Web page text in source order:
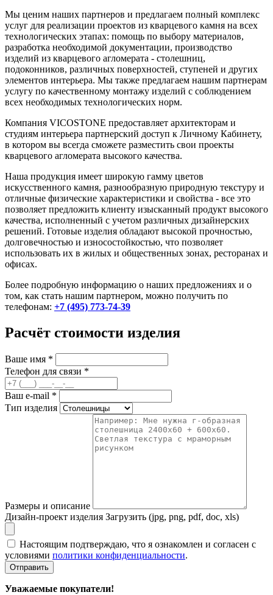
Мы ценим наших партнеров и предлагаем полный комплекс
услуг для реализации проектов из кварцевого камня на всех
технологических этапах: помощь по выбору материалов,
разработка необходимой документации, производство
изделий из кварцевого агломерата - столешниц,
подоконников, различных поверхностей, ступеней и других
элементов интерьера. Мы также предлагаем нашим партнерам
услугу по качественному монтажу изделий с соблюдением
всех необходимых технологических норм.
Компания VICOSTONE предоставляет архитекторам и
студиям интерьера партнерский доступ к Личному Кабинету,
в котором вы всегда сможете разместить свои проекты
кварцевого агломерата высокого качества.
Наша продукция имеет широкую гамму цветов
искусственного камня, разнообразную природную текстуру и
отличные физические характеристики и свойства - все это
позволяет предложить клиенту изысканный продукт высокого
качества, исполненный с учетом различных дизайнерских
решений. Готовые изделия обладают высокой прочностью,
долговечностью и износостойкостью, что позволяет
использовать их в жилых и общественных зонах, ресторанах и
офисах.
Более подробную информацию о наших предложениях и о
том, как стать нашим партнером, можно получить по
телефонам: +7 (495) 773-74-39
Расчёт стоимости изделия
Ваше имя *
Телефон для связи *
Ваш e-mail *
Тип изделия
Размеры и описание
Дизайн-проект изделия Загрузить (jpg, png, pdf, doc, xls)
Настоящим подтверждаю, что я ознакомлен и согласен с
условиями политики конфиденциальности.
Отправить
Уважаемые покупатели!